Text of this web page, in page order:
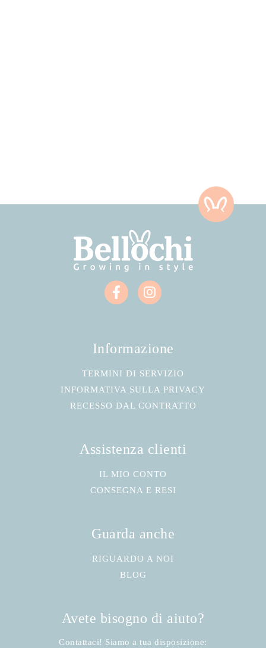
Informazione
TERMINI DI SERVIZIO
INFORMATIVA SULLA PRIVACY
RECESSO DAL CONTRATTO
Assistenza clienti
IL MIO CONTO
CONSEGNA E RESI
Guarda anche
RIGUARDO A NOI
BLOG
Avete bisogno di aiuto?
Contattaci! Siamo a tua disposizione: